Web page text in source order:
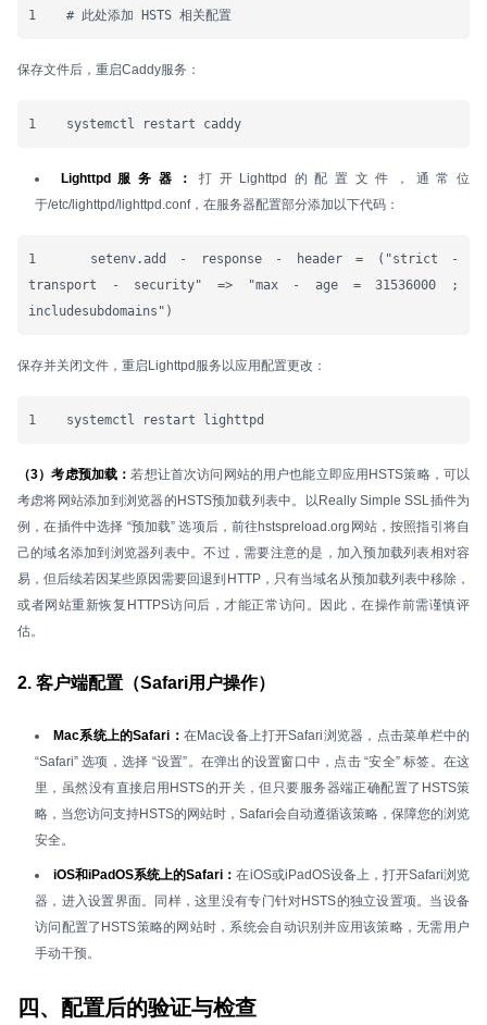
1    # 此处添加 HSTS 相关配置
保存文件后，重启Caddy服务：
1    systemctl restart caddy
Lighttpd服务器： 打开Lighttpd的配置文件，通常位
于/etc/lighttpd/lighttpd.conf，在服务器配置部分添加以下代码：
1    setenv.add - response - header = ("strict -
transport - security" => "max - age = 31536000 ;
includesubdomains")
保存并关闭文件，重启Lighttpd服务以应用配置更改：
1    systemctl restart lighttpd
（3）考虑预加载：若想让首次访问网站的用户也能立即应用HSTS策略，可以
考虑将网站添加到浏览器的HSTS预加载列表中。以Really Simple SSL插件为
例，在插件中选择 “预加载” 选项后，前往hstspreload.org网站，按照指引将自
己的域名添加到浏览器列表中。不过，需要注意的是，加入预加载列表相对容
易，但后续若因某些原因需要回退到HTTP，只有当域名从预加载列表中移除，
或者网站重新恢复HTTPS访问后，才能正常访问。因此，在操作前需谨慎评
估。
2. 客户端配置（Safari用户操作）
Mac系统上的Safari： 在Mac设备上打开Safari浏览器，点击菜单栏中的
“Safari” 选项，选择 “设置”。在弹出的设置窗口中，点击 “安全” 标签。在这
里，虽然没有直接启用HSTS的开关，但只要服务器端正确配置了HSTS策
略，当您访问支持HSTS的网站时，Safari会自动遵循该策略，保障您的浏览
安全。
iOS和iPadOS系统上的Safari：在iOS或iPadOS设备上，打开Safari浏览
器，进入设置界面。同样，这里没有专门针对HSTS的独立设置项。当设备
访问配置了HSTS策略的网站时，系统会自动识别并应用该策略，无需用户
手动干预。
四、配置后的验证与检查